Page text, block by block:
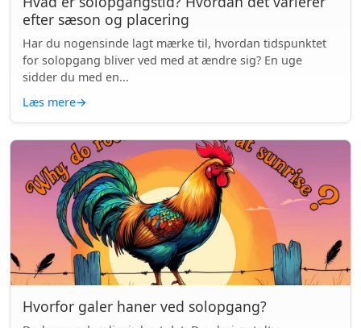
efter sæson og placering
Har du nogensinde lagt mærke til, hvordan tidspunktet
for solopgang bliver ved med at ændre sig? En uge
sidder du med en...
Læs mere→
Hvorfor galer haner ved solopgang?